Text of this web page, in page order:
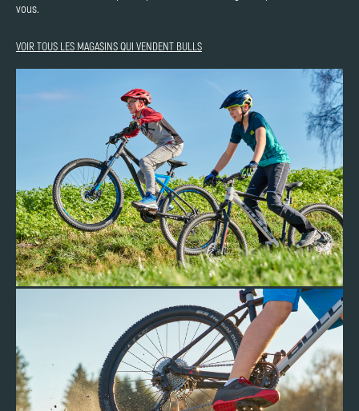
vous.
VOIR TOUS LES MAGASINS QUI VENDENT BULLS